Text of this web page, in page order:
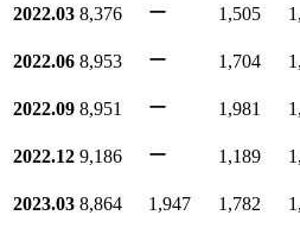
2022.03 8,376 ー 1,505
2022.06 8,953 ー 1,704
2022.09 8,951 ー 1,981
2022.12 9,186 ー 1,189
2023.03 8,864 1,947 1,782